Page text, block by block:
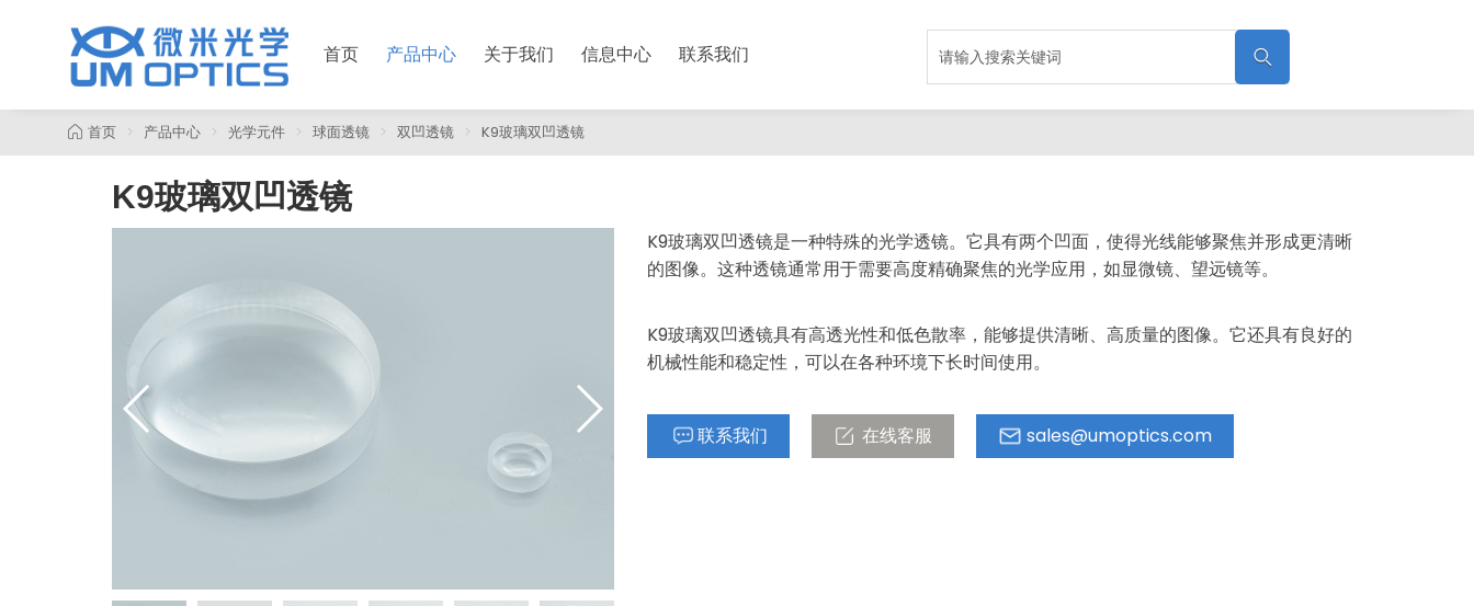
首页 产品中心 关于我们 信息中心 联系我们 
首页 产品中心 光学元件 球面透镜 双凹透镜 K9玻璃双凹透镜
K9玻璃双凹透镜
K9玻璃双凹透镜是一种特殊的光学透镜。它具有两个凹面，使得光线能够聚焦并形成更清晰
的图像。这种透镜通常用于需要高度精确聚焦的光学应用，如显微镜、望远镜等。
K9玻璃双凹透镜具有高透光性和低色散率，能够提供清晰、高质量的图像。它还具有良好的
机械性能和稳定性，可以在各种环境下长时间使用。
联系我们 在线客服 sales@umoptics.com